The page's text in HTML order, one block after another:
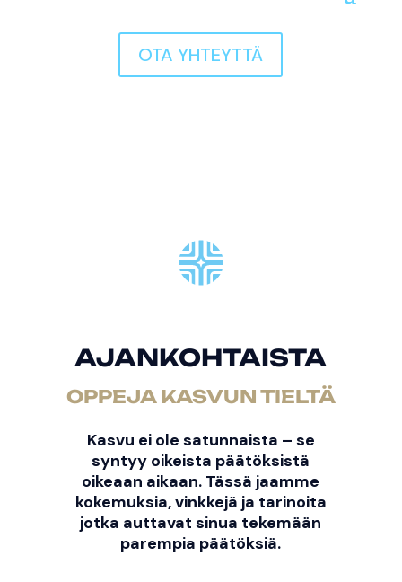
OTA YHTEYTTÄ
AJANKOHTAISTA
OPPEJA KASVUN TIELTÄ
Kasvu ei ole satunnaista – se
syntyy oikeista päätöksistä
oikeaan aikaan. Tässä jaamme
kokemuksia, vinkkejä ja tarinoita
jotka auttavat sinua tekemään
parempia päätöksiä.